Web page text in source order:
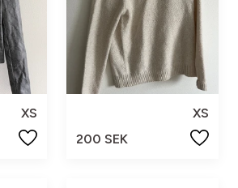
XS
XS
200 SEK